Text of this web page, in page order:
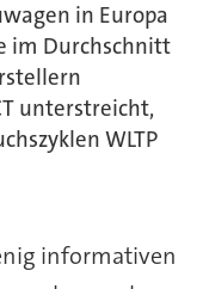
in Europa
im Durchschnitt
unterstreicht,
WLTP
informativen